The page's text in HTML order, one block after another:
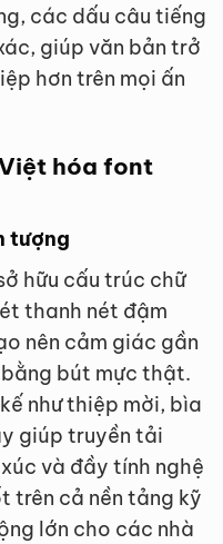
các dấu câu tiếng
giúp văn bản trở
hơn trên mọi ấn
hóa font
tượng
hữu cấu trúc chữ
thanh nét đậm
nên cảm giác gần
bút mực thật.
như thiệp mời, bìa
giúp truyền tải
và đầy tính nghệ
trên cả nền tảng kỹ
lớn cho các nhà